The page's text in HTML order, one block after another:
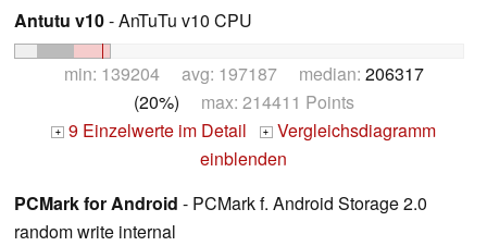
Antutu v10- AnTuTu v10 CPU
min: 139204 avg: 197187 median: 206317
(20%) max: 214411 Points
+ 9 Einzelwerte im Detail + Vergleichsdiagramm
einblenden
PCMark for Android - PCMark f. Android Storage 2.0
random write internal